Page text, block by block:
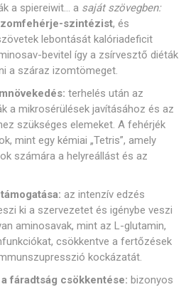
a spiereiwit… a saját szövegben:
szintézist, és
lebontását kalóriadeficit
bevitel így a zsírvesztő diéták
a száraz izomtömeget.
terhelés után az
a mikrosérülések javításához és az
szükséges elemeket. A fehérjék
mint egy kémiai „Tetris”, amely
számára a helyreállást és az
az intenzív edzés
ki a szervezetet és igénybe veszi
aminosavak, mint az L-glutamin,
csökkentve a fertőzések
kockázatát.
fáradtság csökkentése: bizonyos